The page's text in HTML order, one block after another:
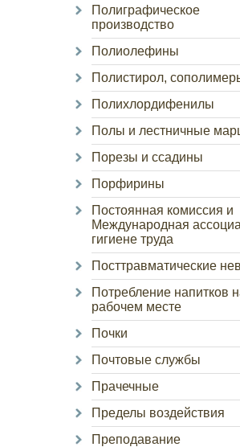
Полиграфическое
производство
Полиолефины
Полистирол,
Полихлордифенилы
Полы и лестничные
Порезы и ссадины
Порфирины
Постоянная комиссия и
Международная
гигиене труда
Посттравматические
Потребление напитков
рабочем месте
Почки
Почтовые службы
Прачечные
Пределы воздействия
Преподавание